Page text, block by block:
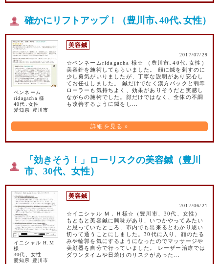
確かにリフトアップ！（豊川市､40代､女性）
ペンネーム
ridagacha 様
40代､女性
愛知県 豊川市
美容鍼
2017/07/29
☆ペンネームridagacha 様☆ （豊川市､40代､女性）
美容針を施術してもらいました。 顔に鍼を刺すのに
少し勇気がいりましたが、丁寧な説明があり安心し
てお任せしました。 鍼だけでなく漢方パックと翡翠
ローラーも気持ちよく、効果がありそうだと実感し
ながらの施術でした。顔だけではなく、全体の不調
も改善するように鍼をし...
詳細を見る »
「効きそう！」ローリスクの美容鍼（豊川
市、30代、女性）
イニシャル H.M
様
30代、女性
愛知県 豊川市
美容鍼
2017/06/21
☆イニシャル Ｍ．Ｈ様☆（豊川市、30代、女性）
もともと美容鍼に興味があり、いつかやってみたい
と思っていたところ、市内でも出来るとわかり思い
切って通うことにしました。30代に入り、顔のたる
みや輪郭を気にするようになったのでマッサージや
美顔器を自分で行っていました。 レーザー治療では
ダウンタイムや日焼けのリスクがあった...